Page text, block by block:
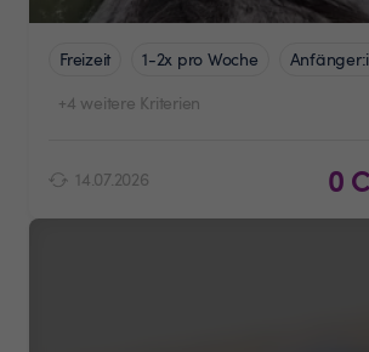
Freizeit 1-2x pro Woche
+4 weitere Kriterien
14.07.2026 0